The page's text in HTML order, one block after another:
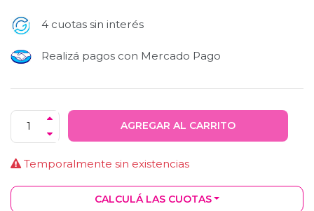
4 cuotas sin interés
Realizá pagos con Mercado Pago
AGREGAR AL CARRITO
Temporalmente sin existencias
CALCULÁ LAS CUOTAS